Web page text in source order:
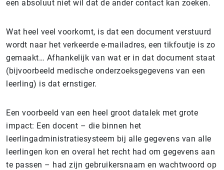
een absoluut niet wil dat de ander contact kan zoeken.
Wat heel veel voorkomt, is dat een document verstuurd
wordt naar het verkeerde e-mailadres, een tikfoutje is zo
gemaakt… Afhankelijk van wat er in dat document staat
(bijvoorbeeld medische onderzoeksgegevens van een
leerling) is dat ernstiger.
Een voorbeeld van een heel groot datalek met grote
impact: Een docent – die binnen het
leerlingadministratiesysteem bij alle gegevens van alle
leerlingen kon en overal het recht had om gegevens aan
te passen – had zijn gebruikersnaam en wachtwoord op